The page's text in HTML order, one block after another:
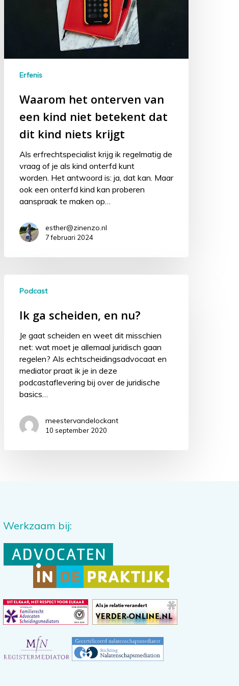
Erfenis
Waarom het onterven van
een kind niet betekent dat
dit kind niets krijgt
Als erfrechtspecialist krijg ik regelmatig de
vraag of je als kind onterfd kunt
worden. Het antwoord is: ja, dat kan. Maar
ook een onterfd kind kan proberen
aanspraak te maken op…
esther@zinenzo.nl
7 februari 2024
Podcast
Ik ga scheiden, en nu?
Je gaat scheiden en weet dit misschien
net: wat moet je allemaal juridisch gaan
regelen? Als echtscheidingsadvocaat en
mediator praat ik je in deze
podcastaflevering bij over de juridische
basics…
meestervandelockant
10 september 2020
Werkzaam bij: